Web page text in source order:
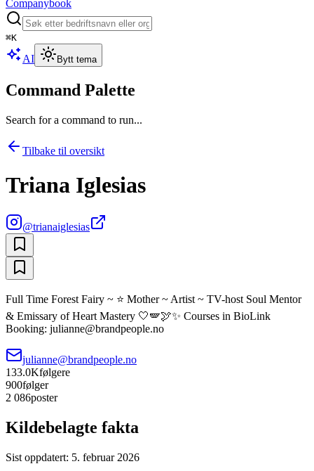
Companybook
⌘K
AI Bytt tema
Command Palette
Search for a command to run...
Tilbake til oversikt
Triana Iglesias
@trianaiglesias
Full Time Forest Fairy ~ ⭐️ Mother ~ Artist ~ TV-host Soul Mentor
& Emissary of Heart Mastery 🤍🪽🕊✨ Courses in BioLink
Booking: julianne@brandpeople.no
julianne@brandpeople.no
133.0Kfølgere
900følger
2 086poster
Kildebelagte fakta
Sist oppdatert: 5. februar 2026